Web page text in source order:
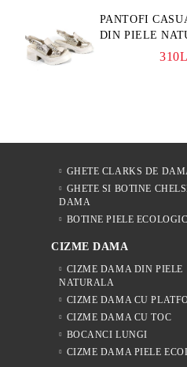
Mocasini damă din
întoarsă naturală maro
Vero Lume
342Lei
PANTOFI
DIN PIELE
IMPRIMEU
GHETE CLARKS DE
GHETE SI BOTINE
DAMA
BOTINE PIELE
CIZME DAMA
CIZME DAMA DIN PIELE
NATURALA
CIZME DAMA CU
CIZME DAMA CU TOC
BOCANCI LUNGI
CIZME DAMA PIELE